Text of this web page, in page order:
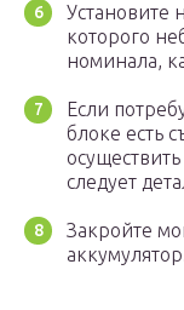
Установите
которого
номинала,
Если
блоке есть
осуществить
следует
Закройте